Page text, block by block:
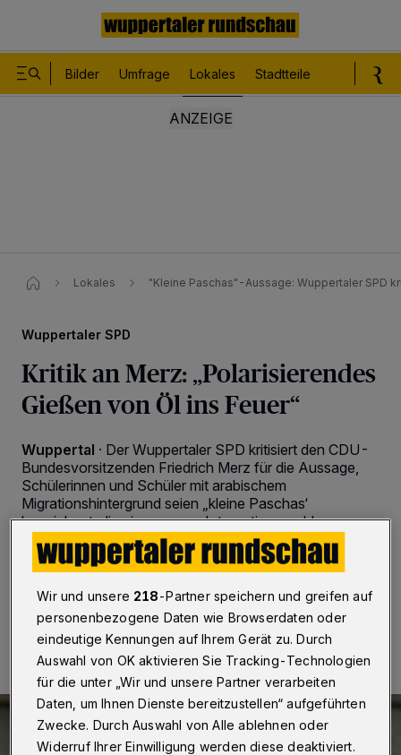
Bilder Umfrage Lokales Stadtteile
Lokales "Kleine Paschas"-Aussage: Wuppertaler SPD
Wuppertaler SPD
Kritik an Merz: „Polarisierendes
Gießen von Öl ins Feuer“
Wuppertal · Der Wuppertaler SPD kritisiert den CDU-
Bundesvorsitzenden Friedrich Merz für die Aussage,
Schülerinnen und Schüler mit arabischem
Migrationshintergrund seien „kleine Paschas‘
bezeichnet, die ein enormes Integrationsproblem
hätten.
16.01.2023 , 07:30 Uhr 2 Minuten Lesezeit
Wir und unsere 218-Partner speichern und greifen auf
personenbezogene Daten wie Browserdaten oder
eindeutige Kennungen auf Ihrem Gerät zu. Durch
Auswahl von OK aktivieren Sie Tracking-Technologien
für die unter „Wir und unsere Partner verarbeiten
Daten, um Ihnen Dienste bereitzustellen“ aufgeführten
Zwecke. Durch Auswahl von Alle ablehnen oder
Widerruf Ihrer Einwilligung werden diese deaktiviert.